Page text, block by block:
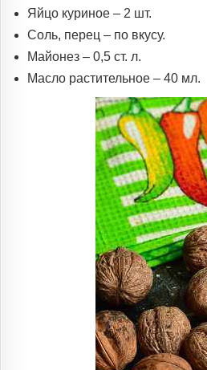
Яйцо куриное – 2 шт.
Соль, перец – по вкусу.
Майонез – 0,5 ст. л.
Масло растительное – 40 мл.